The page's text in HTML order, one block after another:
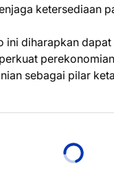
ketersediaan
ini diharapkan
sebagai pilar